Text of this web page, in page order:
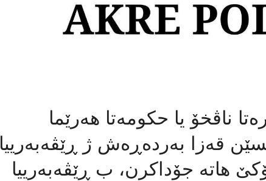
ناڤخۆ یا حکومەتا هەرێما
قەزا بەردەڕەش ژ ڕێڤەبەرییا
هاتە جۆداکرن، ب ڕێڤەبەرییا